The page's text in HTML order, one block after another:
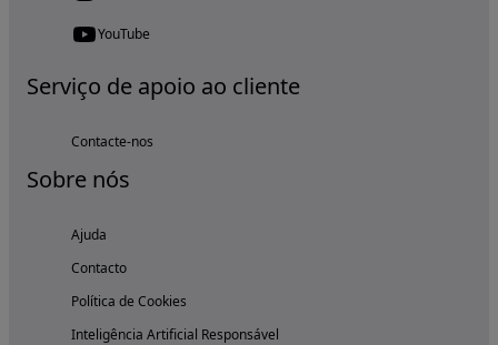
YouTube
Serviço de apoio ao cliente
Contacte-nos
Sobre nós
Ajuda
Contacto
Política de Cookies
Inteligência Artificial Responsável